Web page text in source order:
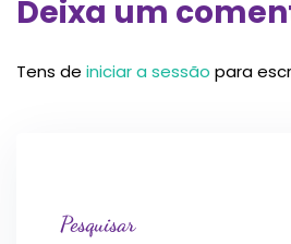
Deixa um
Tens de iniciar a sessão para
Pesquisar